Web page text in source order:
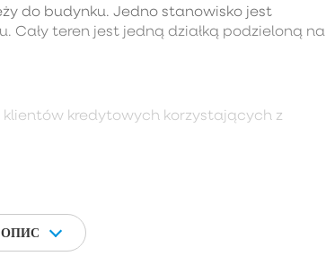
do budynku. Jedno stanowisko jest
Cały teren jest jedną działką podzieloną na
kredytowych korzystających z
ОПИС